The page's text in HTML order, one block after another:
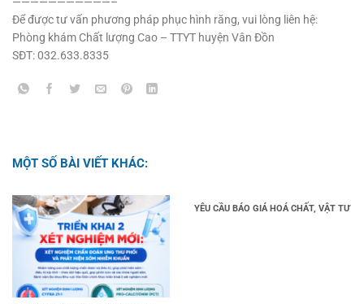
Để được tư vấn phương pháp phục hình răng, vui lòng liên hệ:
Phòng khám Chất lượng Cao – TTYT huyện Vân Đồn
SĐT: 032.633.8335
MỘT SỐ BÀI VIẾT KHÁC:
YÊU CẦU BÁO GIÁ HOÁ CHẤT, VẬT TƯ